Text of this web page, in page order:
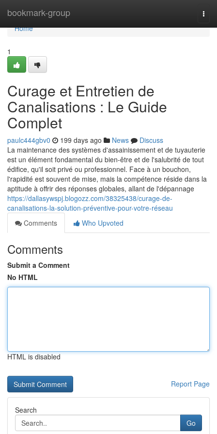
bookmark-group
Home
Home
1
Curage et Entretien de
Canalisations : Le Guide
Complet
paulc444gbv0 199 days ago News
Discuss
La maintenance des systèmes d'assainissement et de tuyauterie
est un élément fondamental du bien-être et de l'salubrité de tout
édifice, qu'il soit privé ou professionnel. Face à un bouchon,
l'rapidité est souvent de mise, mais la compétence réside dans la
aptitude à offrir des réponses globales, allant de l'dépannage
https://dallasywspj.blogozz.com/38325438/curage-de-
canalisations-la-solution-préventive-pour-votre-réseau
Comments
Who Upvoted
Comments
Submit a Comment
No HTML
HTML is disabled
Report Page
Search
Go